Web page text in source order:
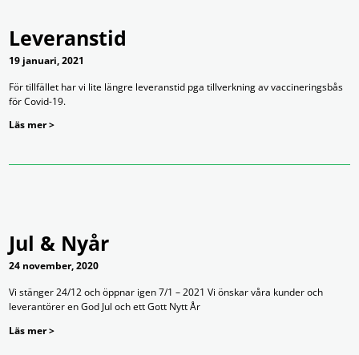
Leveranstid
19 januari, 2021
För tillfället har vi lite längre leveranstid pga tillverkning av vaccineringsbås
för Covid-19.
Läs mer >
Jul & Nyår
24 november, 2020
Vi stänger 24/12 och öppnar igen 7/1 – 2021 Vi önskar våra kunder och
leverantörer en God Jul och ett Gott Nytt År
Läs mer >